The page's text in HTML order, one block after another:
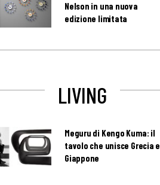
Nelson in una nuova
edizione limitata
LIVING
Meguru di Kengo Kuma: il
tavolo che unisce Grecia e
Giappone